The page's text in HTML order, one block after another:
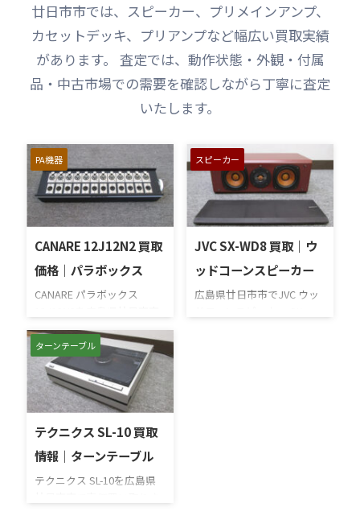
廿日市市では、スピーカー、プリメインアンプ、
カセットデッキ、プリアンプなど幅広い買取実績
があります。 査定では、動作状態・外観・付属
品・中古市場での需要を確認しながら丁寧に査定
いたします。
PA機器
CANARE 12J12N2 買取
価格｜パラボックス
CANARE パラボックス
で高価買い取りさせていた
だきました。12chのパラボ
ックスです。XLRコネクター
部分はオス/メスです。実際
にPAの現場で使われていた
ものですので、小キズやヨ
ゴレなどがありますが、動
CANAREの商品はPA機器に
定評がありますが、この商
スピーカー
JVC SX-WD8 買取｜ウ
ッドコーンスピーカー
広島県廿日市市でJVC ウッ
ターンテーブル
テクニクス SL-10 買取
情報｜ターンテーブル
テクニクス SL-10を広島県